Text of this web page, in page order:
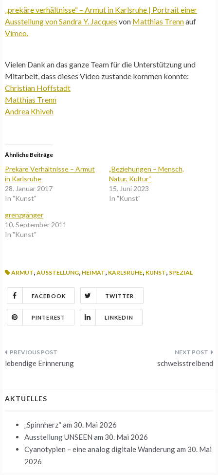
„prekäre verhältnisse“ – Armut in Karlsruhe | Portrait einer
Ausstellung von Sandra Y. Jacques von Matthias Trennauf
Vimeo.
Vielen Dank an das ganze Team für die Unterstützung und
Mitarbeit, dass dieses Video zustande kommen konnte:
Christian Hoffstadt
Matthias Trenn
Andrea Khiveh
Ähnliche Beiträge
Prekäre Verhältnisse – Armut
in Karlsruhe
28. Januar 2017
In "Kunst"
„Beziehungen – Mensch,
Natur, Kultur“
15. Juni 2023
In "Kunst"
grenzgänger
10. September 2011
In "Kunst"
ARMUT, AUSSTELLUNG, HEIMAT, KARLSRUHE, KUNST, SPEZIAL
FACEBOOK TWITTER
PINTEREST LINKEDIN
Beitrags-
lebendige Erinnerung schweisstreibend
AKTUELLES
„Spinnherz“ am 30. Mai 2026
Ausstellung UNSEEN am 30. Mai 2026
Cyanotypien – eine analog digitale Wanderungam 30. Mai
2026